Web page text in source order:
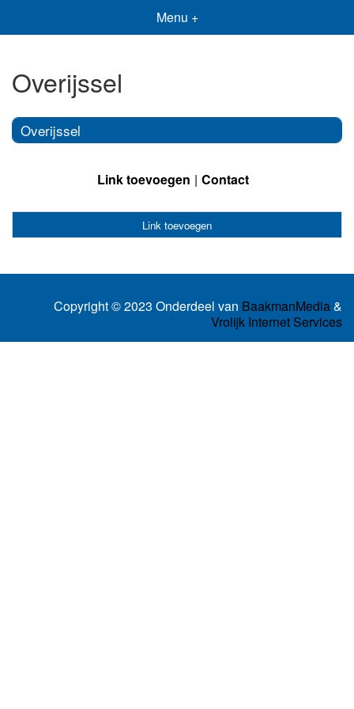
Menu +
Overijssel
Overijssel
Link toevoegen Contact
Link toevoegen
Copyright © 2023 Onderdeel van BaakmanMedia&
Vrolijk Internet Services